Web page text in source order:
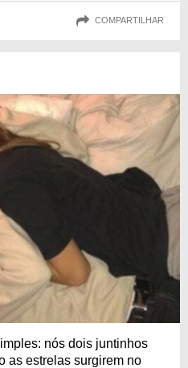
COMPARTILHAR
nós dois juntinhos
as estrelas surgirem no